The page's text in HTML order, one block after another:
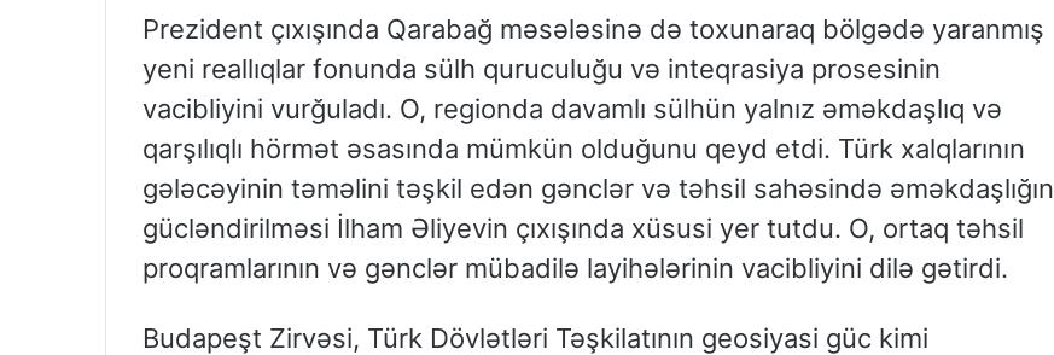
Prezident çıxışında Qarabağ məsələsinə də toxunaraq bölgədə yaranmış
yeni reallıqlar fonunda sülh quruculuğu və inteqrasiya prosesinin
vacibliyini vurğuladı. O, regionda davamlı sülhün yalnız əməkdaşlıq və
qarşılıqlı hörmət əsasında mümkün olduğunu qeyd etdi. Türk xalqlarının
gələcəyinin təməlini təşkil edən gənclər və təhsil sahəsində əməkdaşlığın
gücləndirilməsi İlham Əliyevin çıxışında xüsusi yer tutdu. O, ortaq təhsil
proqramlarının və gənclər mübadilə layihələrinin vacibliyini dilə gətirdi.
Budapeşt Zirvəsi, Türk Dövlətləri Təşkilatının geosiyasi güc kimi